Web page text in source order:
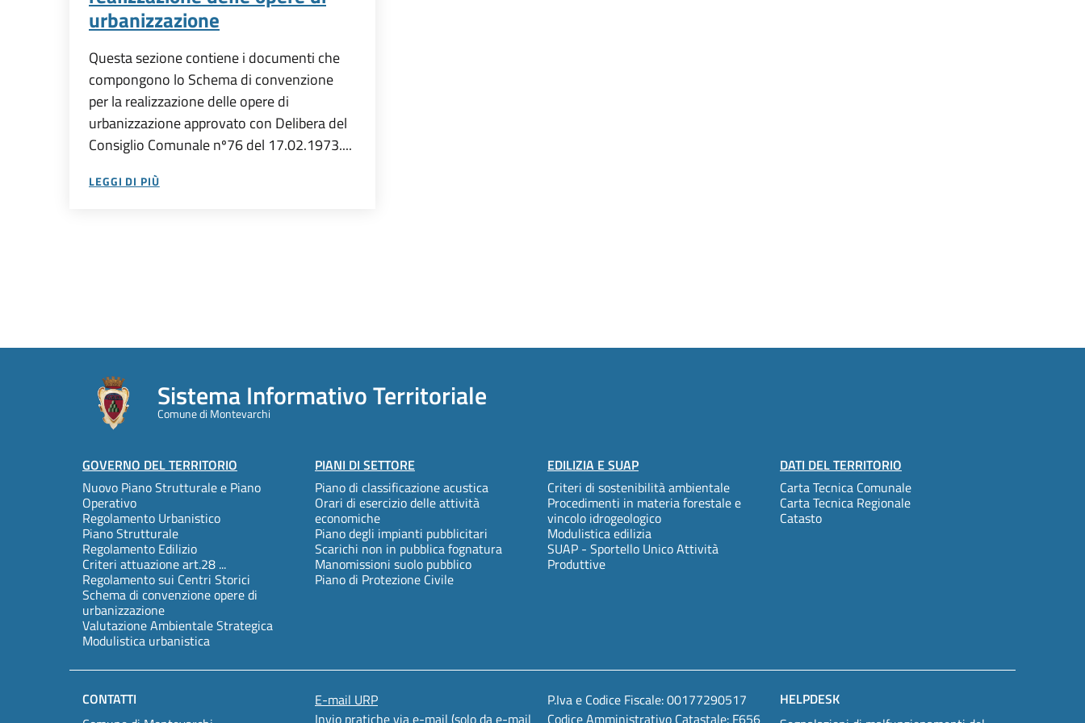
urbanizzazione
Questa sezione contiene i documenti che
compongono lo Schema di convenzione
per la realizzazione delle opere di
urbanizzazione approvato con Delibera del
Consiglio Comunale nº76 del 17.02.1973....
LEGGI DI PIÙ
Sistema Informativo Territoriale
Comune di Montevarchi
Footer
menu
GOVERNO DEL TERRITORIO
Nuovo Piano Strutturale e Piano
Operativo
Regolamento Urbanistico
Piano Strutturale
Regolamento Edilizio
Criteri attuazione art.28 ...
Regolamento sui Centri Storici
Schema di convenzione opere di
urbanizzazione
Valutazione Ambientale Strategica
Modulistica urbanistica
PIANI DI SETTORE
Piano di classificazione acustica
Orari di esercizio delle attività
economiche
Piano degli impianti pubblicitari
Scarichi non in pubblica fognatura
Manomissioni suolo pubblico
Piano di Protezione Civile
EDILIZIA E SUAP
Criteri di sostenibilità ambientale
Procedimenti in materia forestale e
vincolo idrogeologico
Modulistica edilizia
SUAP - Sportello Unico Attività
Produttive
DATI DEL TERRITORIO
Carta Tecnica Comunale
Carta Tecnica Regionale
Catasto
CONTATTI
E-mail URP
Invio pratiche via e-mail (solo da e-mail
P.Iva e Codice Fiscale: 00177290517
Codice Amministrativo Catastale: F656
HELPDESK